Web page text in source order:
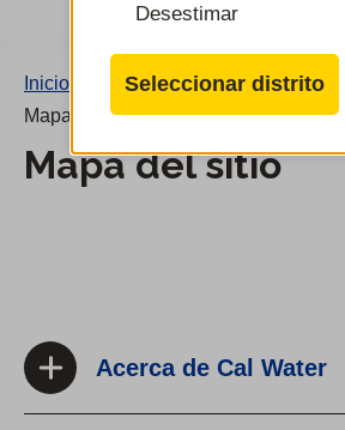
Cal
Water
Desestimar
Seleccionar distrito
Inicio
Mapa del sitio
Mapa del sitio
Acerca de Cal Water